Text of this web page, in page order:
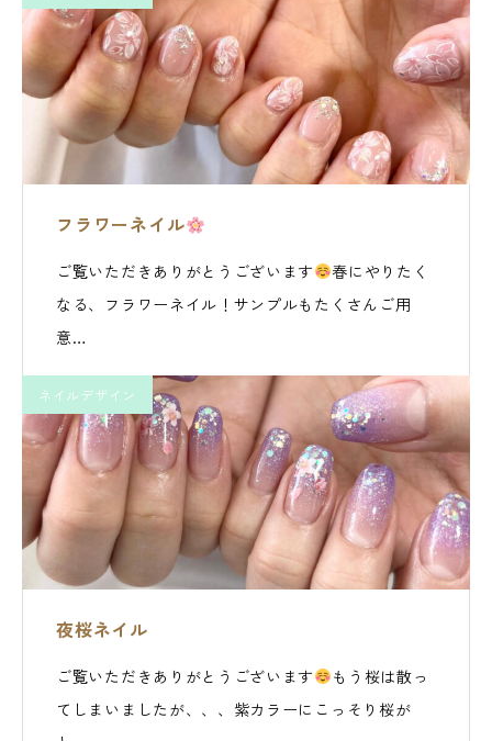
フラワーネイル
ご覧いただきありがとうございます
春にやりたく
なる、フラワーネイル！サンプルもたくさんご用
意…
ネイルデザイン
夜桜ネイル
ご覧いただきありがとうございます
もう桜は散っ
てしまいましたが、、、紫カラーにこっそり桜が